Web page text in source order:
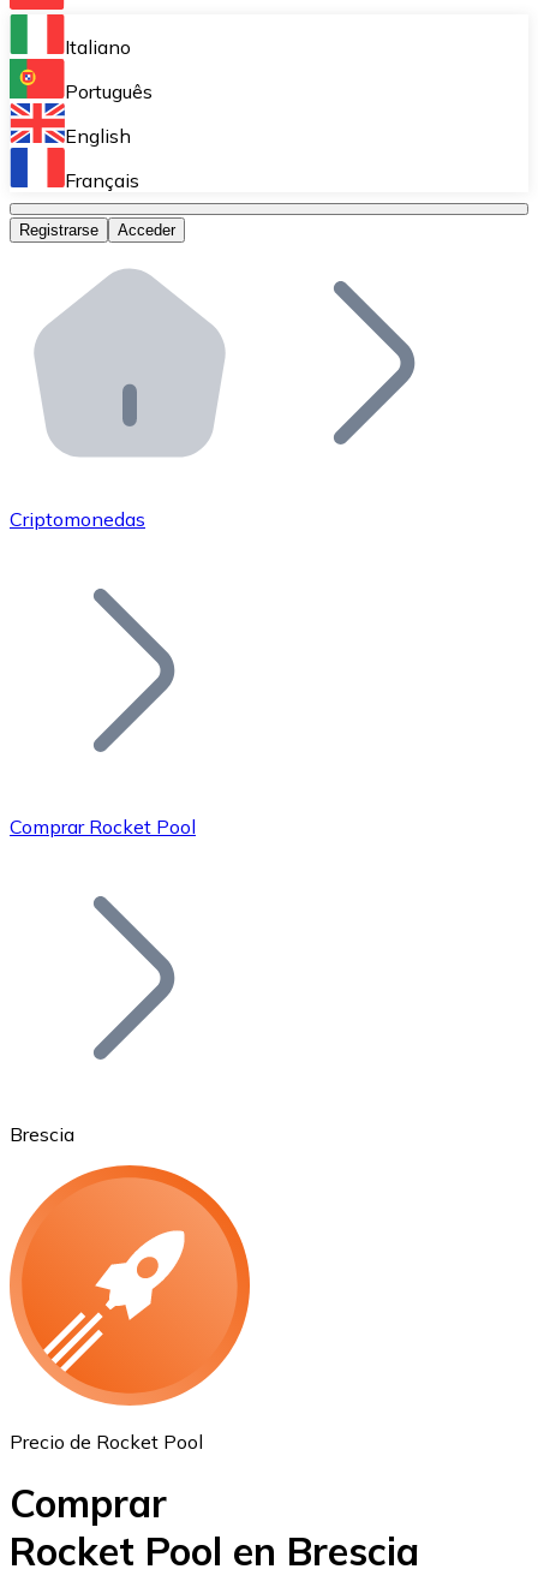
Bitnovo Ramp
Integra nuestra solución en tu plataforma.
Bitnovo Giftcards
Bitnovo OTC
Bitnovo ATM
Integra un ATM Bitnovo en tu negocio y permite que
Bitnovo API
Integra nuestra API en tu ecosistema.
Únete a nuestra red de distribuidores.
Añade tu proyecto a nuestro ecosistema.
Bitcoin
Ethereum
Italiano
Português
English
Français
Registrarse Acceder
Criptomonedas
Comprar Rocket Pool
Brescia
Precio de Rocket Pool
Comprar
Rocket Pool en Brescia